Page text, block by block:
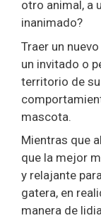
otro animal, a
inanimado?
Traer un
un invitado o
territorio de
mascota.
Mientras que
que la mejor
y relajante
gatera, en
manera de